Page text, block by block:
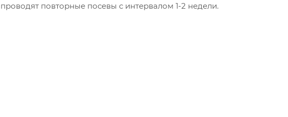
проводят повторные посевы с интервалом 1-2 недели.